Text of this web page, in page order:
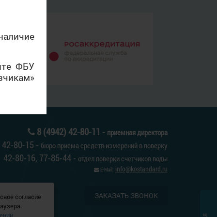
ФБУ
8 (4942) 42-80-11 - приемная директора
42-80-15 - бюро приема средств измерений в поверку
42-80-16, 77-85-44 - отдел поверки счетчиков воды
E-Mail: info@kostandard.ru
ЗАКАЗАТЬ ЗВОНОК
согласие